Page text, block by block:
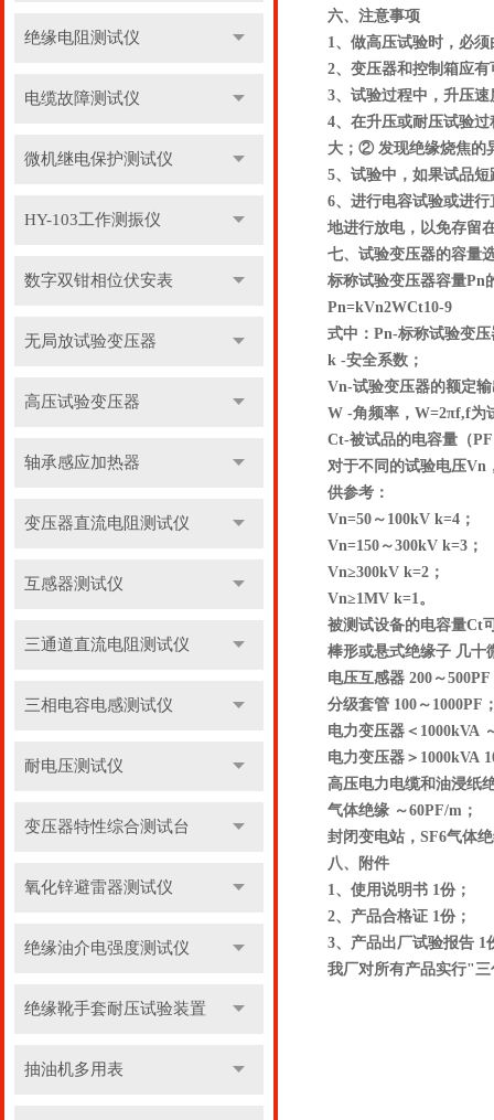
绝缘电阻测试仪
电缆故障测试仪
微机继电保护测试仪
HY-103工作测振仪
数字双钳相位伏安表
无局放试验变压器
高压试验变压器
轴承感应加热器
变压器直流电阻测试仪
互感器测试仪
三通道直流电阻测试仪
三相电容电感测试仪
耐电压测试仪
变压器特性综合测试台
氧化锌避雷器测试仪
绝缘油介电强度测试仪
绝缘靴手套耐压试验装置
抽油机多用表
六、注意事项
1、做高压试验时，必
2、变压器和控制箱应
3、试验过程中，升压
4、在升压或耐压试验
大；② 发现绝缘烧焦的
5、试验中，如果试品
6、进行电容试验或进
地进行放电，以免存留
七、试验变压器的容量
标称试验变压器容量Pn
Pn=kVn2WCt10-9
式中：Pn-标称试验变
k -安全系数；
Vn-试验变压器的额定
W -角频率，W=2πf,f为
Ct-被试品的电容量（
对于不同的试验电压Vn
供参考：
Vn=50～100kV k=4；
Vn=150～300kV k=3；
Vn≥300kV k=2；
Vn≥1MV k=1。
被测试设备的电容量Ct
棒形或悬式绝缘子 几十
电压互感器 200～500PF
分级套管 100～1000PF
电力变压器＜1000kVA
电力变压器＞1000kVA
高压电力电缆和油浸纸
气体绝缘 ～60PF/m；
封闭变电站，SF6气体
八、附件
1、使用说明书 1份；
2、产品合格证 1份；
3、产品出厂试验报告 1
我厂对所有产品实行"